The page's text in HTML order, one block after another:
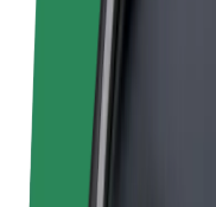
Bolt for Business
Tavam